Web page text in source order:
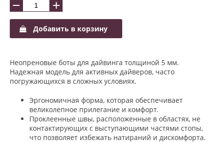
− +
Добавить в корзину
Неопреновые боты для дайвинга толщиной 5 мм.
Надежная модель для активных дайверов, часто
погружающихся в сложных условиях.
Эргономичная форма, которая обеспечивает
великолепное прилегание и комфорт.
Проклеенные швы, расположенные в областях, не
контактирующих с выступающими частями стопы,
что позволяет избежать натираний и дискомфорта.